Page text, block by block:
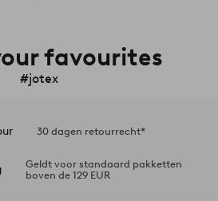
favourites
#jotex
30 dagen retourrecht*
Geldt voor standaard pakketten
boven de 129 EUR